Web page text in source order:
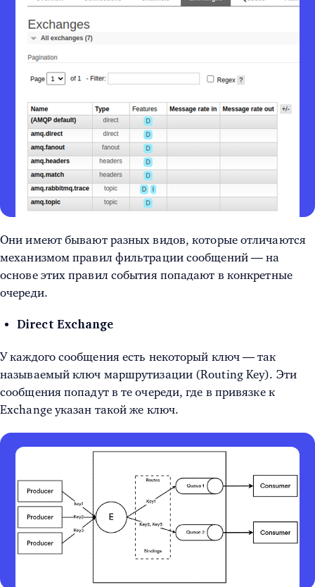
Они имеют бывают разных видов, которые отличаются
механизмом правил фильтрации сообщений — на
основе этих правил события попадают в конкретные
очереди.
Direct Exchange
У каждого сообщения есть некоторый ключ — так
называемый ключ маршрутизации (Routing Key). Эти
сообщения попадут в те очереди, где в привязке к
Exchange указан такой же ключ.